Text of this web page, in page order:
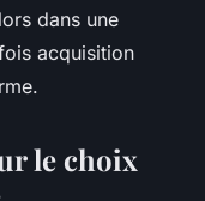
dans une
acquisition
le choix